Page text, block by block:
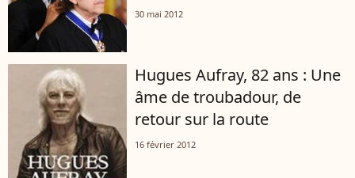
30 mai 2012
Hugues Aufray, 82 ans : Une
âme de troubadour, de
retour sur la route
16 février 2012